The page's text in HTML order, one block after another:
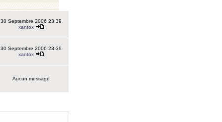
30 Septembre 2006 23:39
xantox
30 Septembre 2006 23:39
xantox
Aucun message